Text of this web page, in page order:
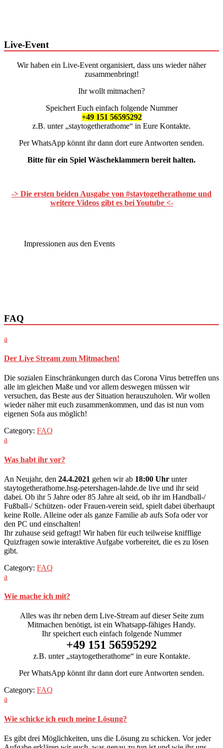
Live-Event
Wir haben ein Live-Event organisiert, dass uns wieder näher
zusammenbringt!
Ihr wollt mitmachen?
Speichert Euch einfach folgende Nummer
+49 151 56595292
z.B. unter „staytogetherathome“ in Eure Kontakte.
Per WhatsApp könnt ihr dann dort eure Antworten senden.
Bitte für ein Spiel Wäscheklammern bereit halten.
-> Die ersten beiden Ausgabe von #staytogetherathome und
weitere Videos gibt es bei Youtube <-
Impressionen aus den Events
FAQ
a
Der Live Stream zum Mitmachen!
Die sozialen Einschränkungen durch das Corona Virus betreffen uns
alle im gleichen Maße und vor allem deswegen müssen wir
versuchen, das Beste aus der Situation herauszuholen. Wir wollen
wieder näher mit euch zusammenkommen, und das ist nun vom
eigenen Sofa aus möglich!
Category: FAQ
a
Was habt ihr vor?
An Neujahr, den 24.4.2021 gehen wir ab 18:00 Uhr unter
staytogetherathome.hsg-petershagen-lahde.de live und ihr seid
dabei. Ob ihr 5 Jahre oder 85 Jahre alt seid, ob ihr im Handball-/
Fußball-/ Schützen- oder Frauen-verein seid, spielt dabei überhaupt
keine Rolle. Alleine oder als ganze Familie ab aufs Sofa oder vor
den PC und einschalten!
Ihr zuhause seid gefragt! Wir haben für euch teilweise knifflige
Quizfragen sowie interaktive Aufgabe vorbereitet, die es zu lösen
gibt.
Category: FAQ
a
Wie mache ich mit?
Alles was ihr neben dem Live-Stream auf dieser Seite zum
Mitmachen benötigt, ist ein Whatsapp-fähiges Handy.
Ihr speichert euch einfach folgende Nummer
+49 151 56595292
z.B. unter „staytogetherathome“ in eure Kontakte.
Per WhatsApp könnt ihr dann dort eure Antworten senden.
Category: FAQ
a
Wie schicke ich euch meine Lösung?
Es gibt drei Möglichkeiten, uns die Lösung zu schicken. Vor jeder